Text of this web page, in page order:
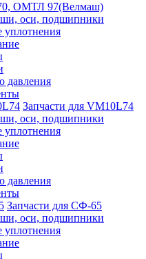
ОМТЛ 97(Велмаш)
оси, подшипники
уплотнения
давления
Запчасти для VM10L74
оси, подшипники
уплотнения
давления
Запчасти для СФ-65
оси, подшипники
уплотнения